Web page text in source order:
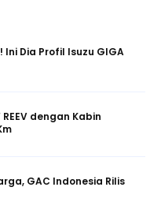
Dia Profil Isuzu GIGA
REEV dengan Kabin
GAC Indonesia Rilis